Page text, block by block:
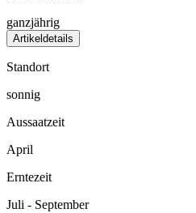
ganzjährig
Artikeldetails
Standort
sonnig
Aussaatzeit
April
Erntezeit
Juli - September